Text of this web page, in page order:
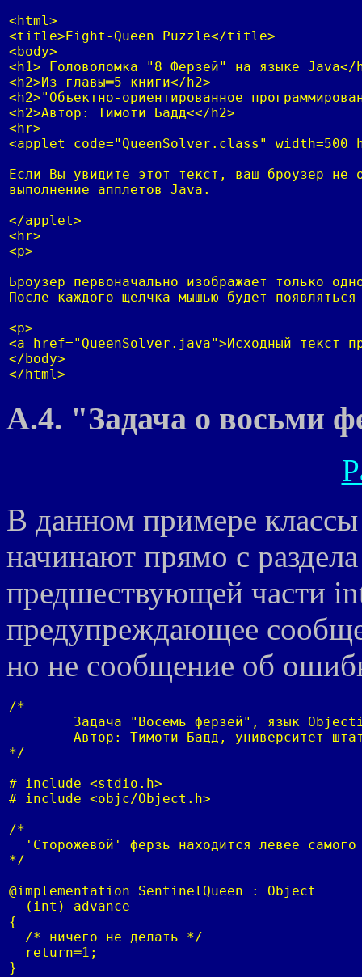
<html>
<title>Eight-Queen Puzzle</title>
<body>
<h1> Головоломка "8 Ферзей" на языке Java</
<h2>Из главы═5 книги</h2>
<h2>"Объектно-ориентированное
<h2>Автор: Тимоти Бадд<</h2>
<hr>
<applet code="QueenSolver.class" width=500
Если Вы увидите этот текст, ваш броузер не
выполнение апплетов Java.
</applet>
<hr>
<p>
Броузер первоначально изображает только
После каждого щелчка мышью будет
<p>
<a href="QueenSolver.java">Исходный текст
</body>
</html>
A.4. "Задача о восьми
В данном примере
начинают прямо с
предшествующей части
предупреждающее
но не сообщение об
/*
*/
# include <stdio.h>
# include <objc/Object.h>
/*
'Сторожевой' ферзь находится левее самого
*/
@implementation SentinelQueen : Object
- (int) advance
{
  /* ничего не делать */
  return═1;
}